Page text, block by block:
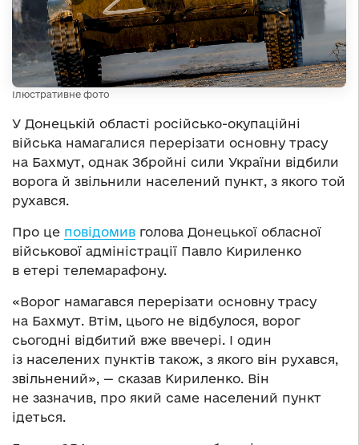
Ілюстративне фото
У Донецькій області російсько-окупаційні
війська намагалися перерізати основну трасу
на Бахмут, однак Збройні сили України відбили
ворога й звільнили населений пункт, з якого той
рухався.
Про це повідомив голова Донецької обласної
військової адміністрації Павло Кириленко
в етері телемарафону.
«Ворог намагався перерізати основну трасу
на Бахмут. Втім, цього не відбулося, ворог
сьогодні відбитий вже ввечері. І один
із населених пунктів також, з якого він рухався,
звільнений», — сказав Кириленко. Він
не зазначив, про який саме населений пункт
ідеться.